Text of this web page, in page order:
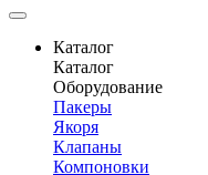
Каталог
Каталог
Оборудование
Пакеры
Якоря
Клапаны
Компоновки